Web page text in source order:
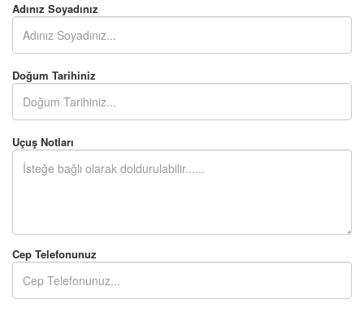
Adınız Soyadınız
Doğum Tarihiniz
Uçuş Notları
Cep Telefonunuz